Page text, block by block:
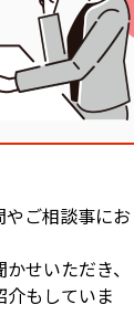
やご相談事にお
せいただき、
もしていま